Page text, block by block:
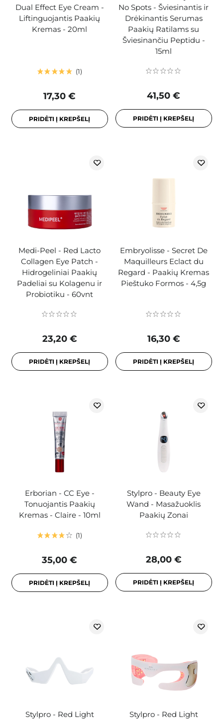
Dual Effect Eye Cream -
Liftinguojantis Paakių
Kremas - 20ml
1
17,30 €
PRIDĖTI Į KREPŠELĮ
No Spots - Šviesinantis ir
Drėkinantis Serumas
Paakių Ratilams su
Šviesinančiu Peptidu -
15ml
41,50 €
PRIDĖTI Į KREPŠELĮ
Medi-Peel - Red Lacto
Collagen Eye Patch -
Hidrogeliniai Paakių
Padeliai su Kolagenu ir
Probiotiku - 60vnt
23,20 €
PRIDĖTI Į KREPŠELĮ
Embryolisse - Secret De
Maquilleurs Eclact du
Regard - Paakių Kremas
Pieštuko Formos - 4,5g
16,30 €
PRIDĖTI Į KREPŠELĮ
Erborian - CC Eye -
Tonuojantis Paakių
Kremas - Claire - 10ml
1
35,00 €
PRIDĖTI Į KREPŠELĮ
Stylpro - Beauty Eye
Wand - Masažuoklis
Paakių Zonai
28,00 €
PRIDĖTI Į KREPŠELĮ
Stylpro - Red Light
Stylpro - Red Light